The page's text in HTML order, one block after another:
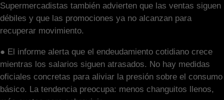
Supermercadistas también advierten que las ventas siguen
débiles y que las promociones ya no alcanzan para
recuperar movimiento.
● El informe alerta que el endeudamiento cotidiano crece
mientras los salarios siguen atrasados. No hay medidas
oficiales concretas para aliviar la presión sobre el consumo
básico. La tendencia preocupa: menos changuitos llenos,